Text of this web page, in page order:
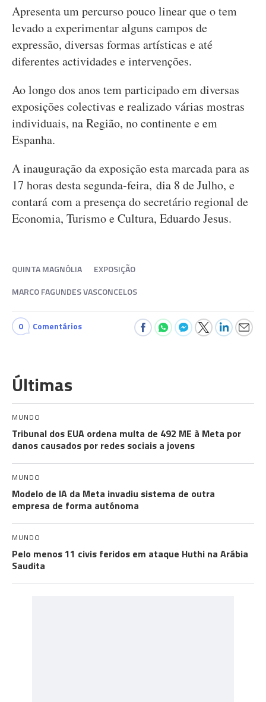
Apresenta um percurso pouco linear que o tem
levado a experimentar alguns campos de
expressão, diversas formas artísticas e até
diferentes actividades e intervenções.
Ao longo dos anos tem participado em diversas
exposições colectivas e realizado várias mostras
individuais, na Região, no continente e em
Espanha.
A inauguração da exposição esta marcada para as
17 horas desta segunda-feira, dia 8 de Julho, e
contará com a presença do secretário regional de
Economia, Turismo e Cultura, Eduardo Jesus.
QUINTA MAGNÓLIA
EXPOSIÇÃO
MARCO FAGUNDES VASCONCELOS
0 Comentários
Últimas
MUNDO
Tribunal dos EUA ordena multa de 492 ME à Meta por
danos causados por redes sociais a jovens
MUNDO
Modelo de IA da Meta invadiu sistema de outra
empresa de forma autónoma
MUNDO
Pelo menos 11 civis feridos em ataque Huthi na Arábia
Saudita